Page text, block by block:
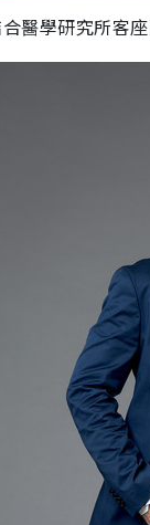
醫學研究所客